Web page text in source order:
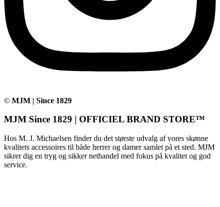
© MJM | Since 1829
MJM Since 1829 | OFFICIEL BRAND STORE™
Hos M. J. Michaelsen finder du det største udvalg af vores skønne
kvalitets accessoires til både herrer og damer samlet på et sted. MJM
sikrer dig en tryg og sikker nethandel med fokus på kvalitet og god
service.